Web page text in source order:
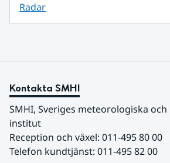
Radar
Kontakta SMHI
SMHI, Sveriges meteorologiska
institut
Reception och växel: 011-495 80 00
Telefon kundtjänst: 011-495 82 00